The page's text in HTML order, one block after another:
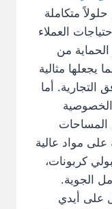
متكاملة
العملاء
من
يجعلها مثالية
التجارية. أما
الخصوصية
المساحات
على مواد عالية
كربونات،
الجوية.
على أيدي